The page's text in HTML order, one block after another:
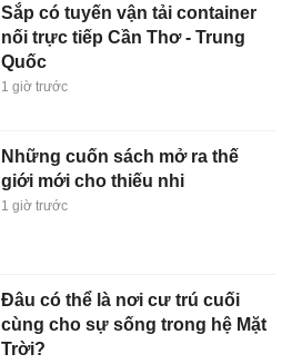
Sắp có tuyến vận tải container
nối trực tiếp Cần Thơ - Trung
Quốc
1 giờ trước
Những cuốn sách mở ra thế
giới mới cho thiếu nhi
1 giờ trước
Đâu có thể là nơi cư trú cuối
cùng cho sự sống trong hệ Mặt
Trời?